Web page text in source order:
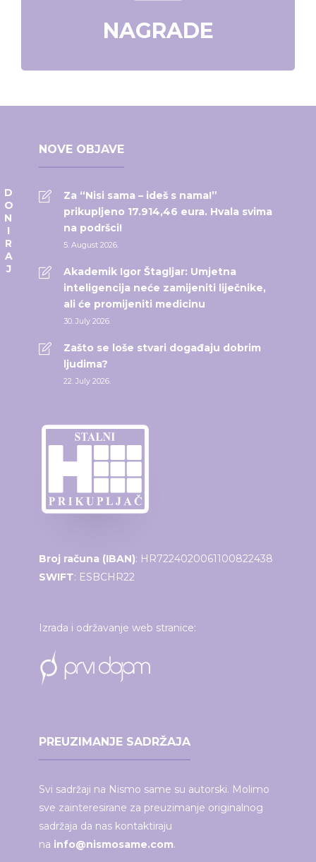
NAGRADE
NOVE OBJAVE
Za “Nisi sama – ideš s nama!”
prikupljeno 17.914,46 eura. Hvala svima
na podršci!
5. August 2026.
Akademik Igor Štagljar: Umjetna
inteligencija neće zamijeniti liječnike,
ali će promijeniti medicinu
30. July 2026.
Zašto se loše stvari događaju dobrim
ljudima?
22. July 2026.
Broj računa (IBAN): HR7224020061100822438
SWIFT: ESBCHR22
Izrada i održavanje web stranice:
PREUZIMANJE SADRŽAJA
Svi sadržaji na Nismo same su autorski. Molimo
sve zainteresirane za preuzimanje originalnog
sadržaja da nas kontaktiraju
na info@nismosame.com.
DONIRAJ